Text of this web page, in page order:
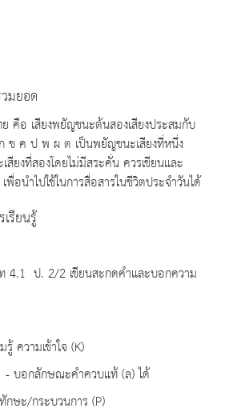
มยอด
ย คือ เสียงพยัญชนะต้นสองเสียงประสมกับ
ข ค ป พ ผ ต เป็นพยัญชนะเสียงที่หนึ่ง
ยงที่สองโดยไม่มีสระคั่น ควรเขียนและ
อนำไปใช้ในการสื่อสารในชีวิตประจำวันได้
รียนรู้
4.1 ป. 2/2 เขียนสะกดคำและบอกความ
ความเข้าใจ (K)
ะคำควบแท้ (ล) ได้
ระบวนการ (P)